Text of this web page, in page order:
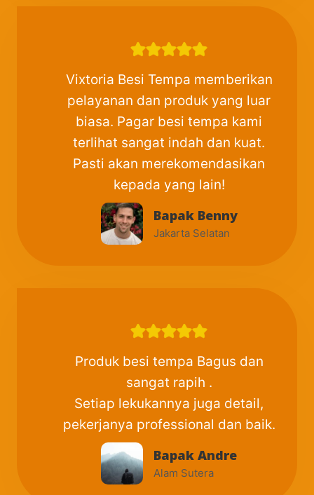
Vixtoria Besi Tempa memberikan
pelayanan dan produk yang luar
biasa. Pagar besi tempa kami
terlihat sangat indah dan kuat.
Pasti akan merekomendasikan
kepada yang lain!
Bapak Benny
Jakarta Selatan
Produk besi tempa Bagus dan
sangat rapih .
Setiap lekukannya juga detail,
pekerjanya professional dan baik.
Bapak Andre
Alam Sutera